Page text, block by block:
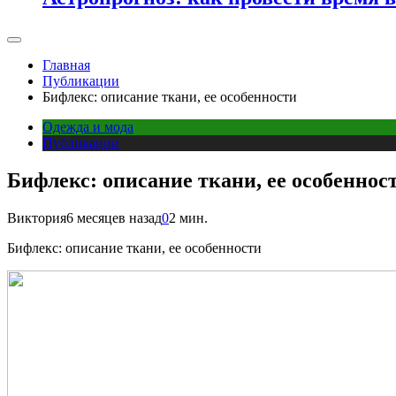
Главная
Публикации
Бифлекс: описание ткани, ее особенности
Одежда и мода
Публикации
Бифлекс: описание ткани, ее
Виктория6 месяцев назад02 мин.
Бифлекс: описание ткани, ее особенности